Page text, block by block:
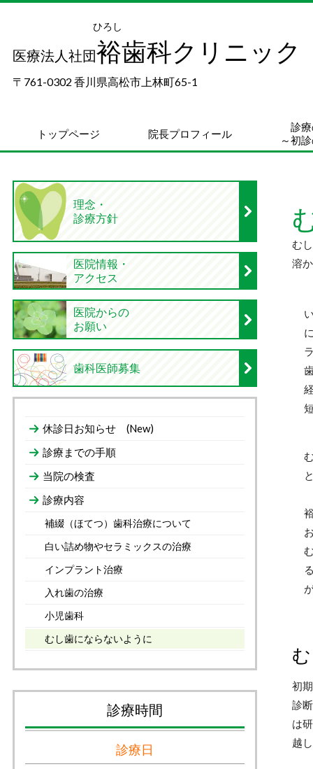
ひろし
医療法人社団裕歯科クリニック
〒761-0302 香川県高松市上林町65-1
トップページ 院長プロフィール
診
～初
む
溶
初
診
は
越
理念・
診療方針
医院情報・
アクセス
医院からの
お願い
歯科医師募集
休診日お知らせ (New)
診療までの手順
当院の検査
診療内容
補綴（ほてつ）歯科治療について
白い詰め物やセラミックスの治療
インプラント治療
入れ歯の治療
小児歯科
むし歯にならないように
診療時間
診療日